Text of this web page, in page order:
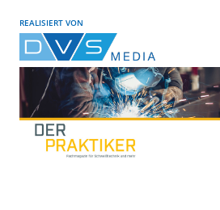
REALISIERT VON